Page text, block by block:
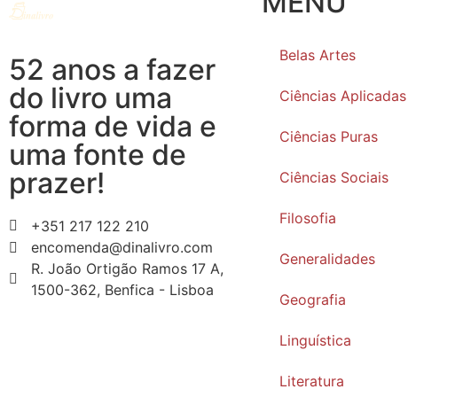
52 anos a fazer
do livro uma
forma de vida e
uma fonte de
prazer!
+351 217 122 210
encomenda@dinalivro.com
R. João Ortigão Ramos 17 A,
1500-362, Benfica - Lisboa
Belas Artes
Ciências Aplicadas
Ciências Puras
Ciências Sociais
Filosofia
Generalidades
Geografia
Linguística
Literatura